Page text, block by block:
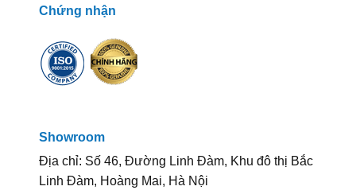
Chứng nhận
Showroom
Địa chỉ: Số 46, Đường Linh Đàm, Khu đô thị Bắc
Linh Đàm, Hoàng Mai, Hà Nội